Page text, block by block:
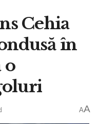
Cehia
în
o
AA